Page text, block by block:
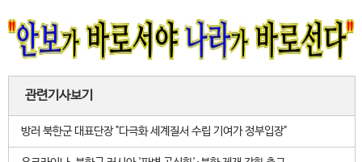
관련기사보기
방러 북한군 대표단장 "다극화 세계질서 수립 기여가 정부입장"